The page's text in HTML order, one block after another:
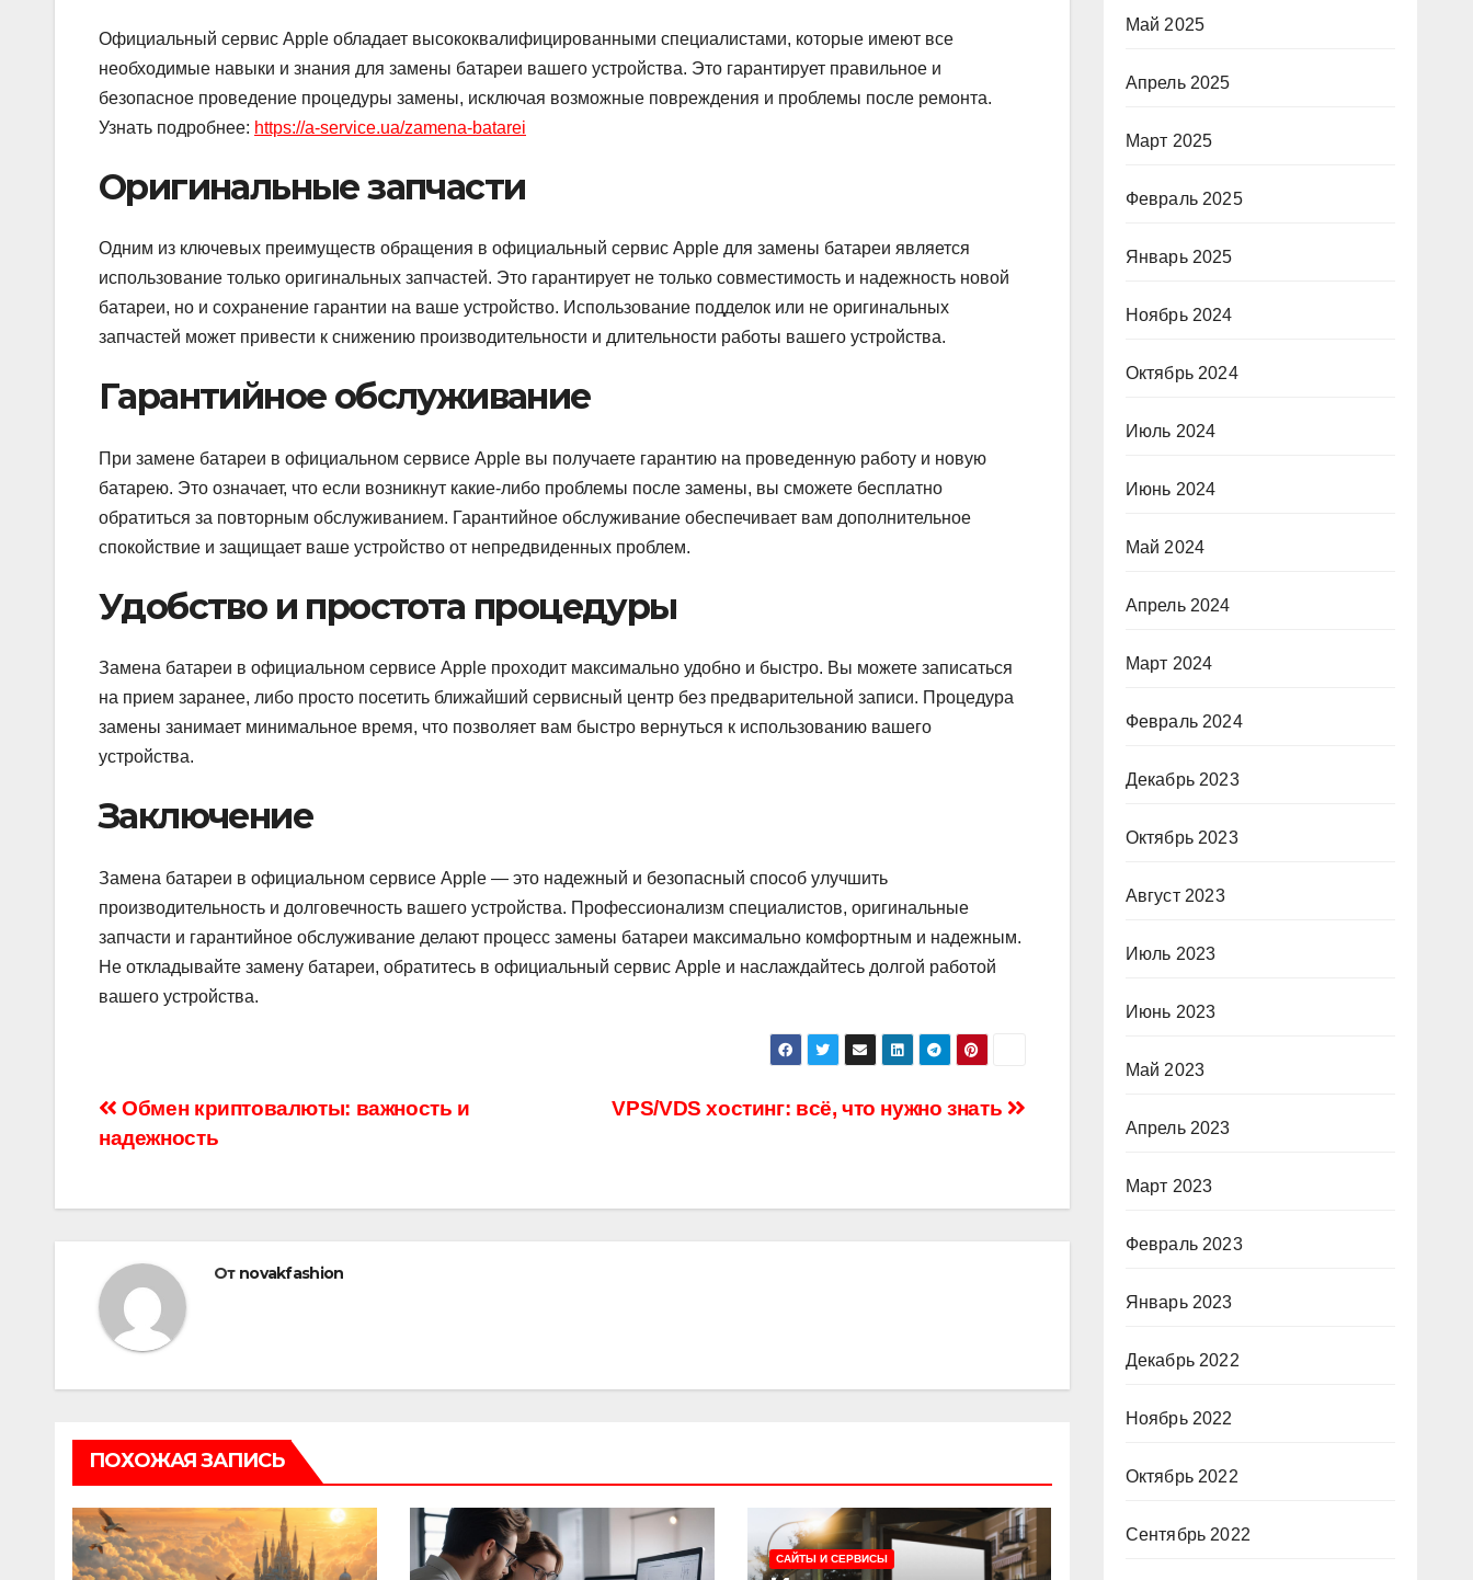
Официальный сервис Apple обладает высококвалифицированными специалистами, которые имеют все
необходимые навыки и знания для замены батареи вашего устройства. Это гарантирует правильное и
безопасное проведение процедуры замены, исключая возможные повреждения и проблемы после ремонта.
Узнать подробнее: https://a-service.ua/zamena-batarei
Оригинальные запчасти
Одним из ключевых преимуществ обращения в официальный сервис Apple для замены батареи является
использование только оригинальных запчастей. Это гарантирует не только совместимость и надежность новой
батареи, но и сохранение гарантии на ваше устройство. Использование подделок или не оригинальных
запчастей может привести к снижению производительности и длительности работы вашего устройства.
Гарантийное обслуживание
При замене батареи в официальном сервисе Apple вы получаете гарантию на проведенную работу и новую
батарею. Это означает, что если возникнут какие-либо проблемы после замены, вы сможете бесплатно
обратиться за повторным обслуживанием. Гарантийное обслуживание обеспечивает вам дополнительное
спокойствие и защищает ваше устройство от непредвиденных проблем.
Удобство и простота процедуры
Замена батареи в официальном сервисе Apple проходит максимально удобно и быстро. Вы можете записаться
на прием заранее, либо просто посетить ближайший сервисный центр без предварительной записи. Процедура
замены занимает минимальное время, что позволяет вам быстро вернуться к использованию вашего
устройства.
Заключение
Замена батареи в официальном сервисе Apple — это надежный и безопасный способ улучшить
производительность и долговечность вашего устройства. Профессионализм специалистов, оригинальные
запчасти и гарантийное обслуживание делают процесс замены батареи максимально комфортным и надежным.
Не откладывайте замену батареи, обратитесь в официальный сервис Apple и наслаждайтесь долгой работой
вашего устройства.
Навигация
по
записям
VPS/VDS хостинг: всё, что нужно знать
Обмен криптовалюты: важность и
надежность
От novakfashion
ПОХОЖАЯ ЗАПИСЬ
САЙТЫ И СЕРВИСЫ
Май 2025
Апрель 2025
Март 2025
Февраль 2025
Январь 2025
Ноябрь 2024
Октябрь 2024
Июль 2024
Июнь 2024
Май 2024
Апрель 2024
Март 2024
Февраль 2024
Декабрь 2023
Октябрь 2023
Август 2023
Июль 2023
Июнь 2023
Май 2023
Апрель 2023
Март 2023
Февраль 2023
Январь 2023
Декабрь 2022
Ноябрь 2022
Октябрь 2022
Сентябрь 2022